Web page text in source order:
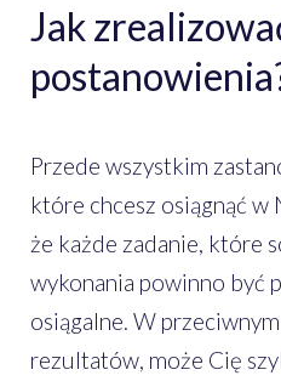
Jak
Przede wszystkim
które chcesz osiągnąć w
że każde zadanie, które
wykonania powinno być
osiągalne. W
rezultatów, może Cię